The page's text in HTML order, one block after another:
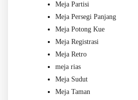
Meja Partisi
Meja Persegi Panjang
Meja Potong Kue
Meja Registrasi
Meja Retro
meja rias
Meja Sudut
Meja Taman